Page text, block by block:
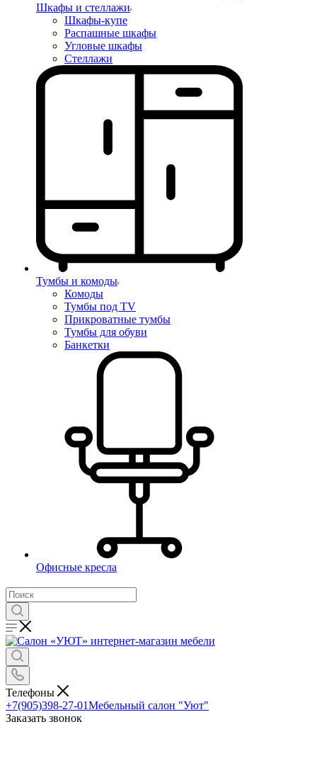
Шкафы и стеллажи
Шкафы-купе
Распашные шкафы
Угловые шкафы
Стеллажи
Тумбы и комоды
Комоды
Тумбы под TV
Прикроватные тумбы
Тумбы для обуви
Банкетки
Офисные кресла
Телефоны
+7(905)398-27-01Мебельный салон "Уют"
Заказать звонок